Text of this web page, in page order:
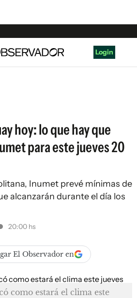
Login
hoy: lo que hay que
para este jueves 20
Inumet prevé mínimas de
alcanzarán durante el día los
20:00 hs
El Observador en
como estará el clima este